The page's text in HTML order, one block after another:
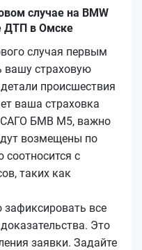
случае на BMW
ДТП в Омске
случая первым
вашу страховую
происшествия
ваша страховка
БМВ М5, важно
возмещены по
соотносится с
таких как
зафиксировать все
Это
заявки. Задайте